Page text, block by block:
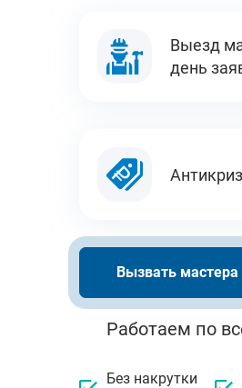
Выезд
день
Вызвать мастера
Работаем по
Без накрутки